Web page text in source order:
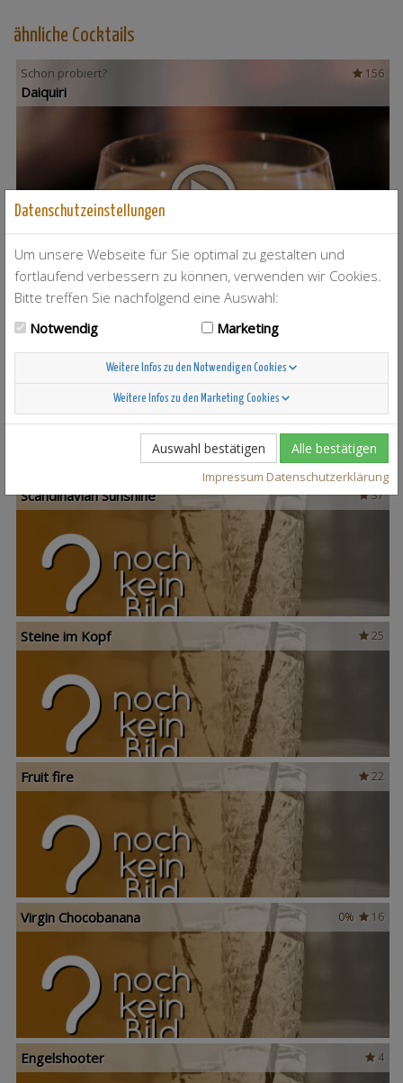
ähnliche Cocktails
156
Schon probiert?
Daiquiri
4
T-Berry
37
Scandinavian Sunshine
25
Steine im Kopf
22
Fruit fire
16
0%
Virgin Chocobanana
4
Engelshooter
Datenschutzeinstellungen
Um unsere Webseite für Sie optimal zu gestalten und
fortlaufend verbessern zu können, verwenden wir Cookies.
Bitte treffen Sie nachfolgend eine Auswahl:
Notwendig
Marketing
Weitere Infos zu den Notwendigen Cookies
Weitere Infos zu den Marketing Cookies
Auswahl bestätigen Alle bestätigen
Impressum Datenschutzerklärung